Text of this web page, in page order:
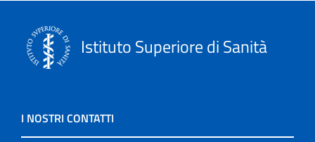
Istituto Superiore di Sanità
I NOSTRI CONTATTI